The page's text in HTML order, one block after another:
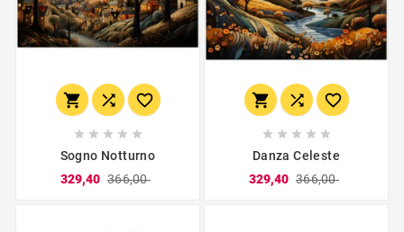
  
    
Sogno Notturno
329,40 366,00
  
    
Danza Celeste
329,40 366,00